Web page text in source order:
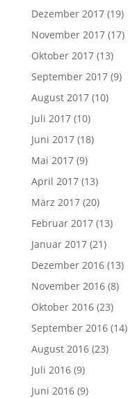
Dezember 2017(19)
November 2017(17)
Oktober 2017(13)
September 2017(9)
August 2017(10)
Juli 2017(10)
Juni 2017(18)
Mai 2017(9)
April 2017(13)
März 2017(20)
Februar 2017(13)
Januar 2017(21)
Dezember 2016(13)
November 2016(8)
Oktober 2016(23)
September 2016(14)
August 2016(23)
Juli 2016(9)
Juni 2016(9)